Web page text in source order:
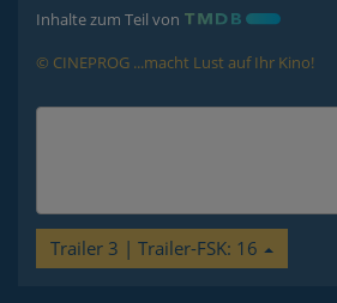
Inhalte zum Teil von
© CINEPROG ...macht Lust auf Ihr Kino!
Trailer 3 | Trailer-FSK: 16